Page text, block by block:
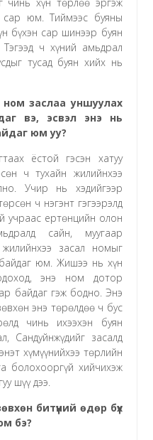
сар юм. Тиймээс буяны
бүхэн сар шинээр буян
ч хүний амьдрал
тусад буян хийх нь
заслаа уншуулах
вэ, эсвэл энэ нь
юм уу?
ёстой гэсэн хатуу
ч тухайн жилийнхээ
Учир нь хэдийгээр
ч нэгэнт гэгээрэлд
учраас ертөнцийн олон
сайн, муугаар
засал номыг
байдаг юм. Жишээ нь хүн
энэ ном дотор
байдаг гэж бодно. Энэ
энэ төрөлдөө ч бус
чинь ихээхэн буян
засалд
хүмүүнийхээ төрлийн
болохооргүй хийчихэж
шүү дээ.
битүүний өдөр бүх
бэ?